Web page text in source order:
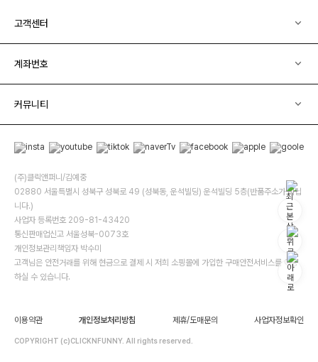
고객센터
계좌번호
커뮤니티
(주)클릭앤퍼니/김예중
02880 서울특별시 성북구 성북로 49 (성북동, 운석빌딩) 운석빌딩 5층(반품주소가 아닙
니다.)
사업자 등록번호 209-81-43420
통신판매업신고 서울성북-0073호
개인정보관리책임자 박수미
고객님은 안전거래를 위해 현금으로 결제 시 저희 소핑몰에 가입한 구매안전서비스를 이용
하실 수 있습니다.
이용약관 개인정보처리방침 제휴/도매문의 사업자정보확인
COPYRIGHT (c)CLICKNFUNNY. All rights reserved.